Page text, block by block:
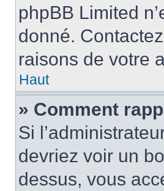
phpBB Limited
donné.
raisons de votre
Haut
» Comment
Si
devriez voir un
dessus, vous